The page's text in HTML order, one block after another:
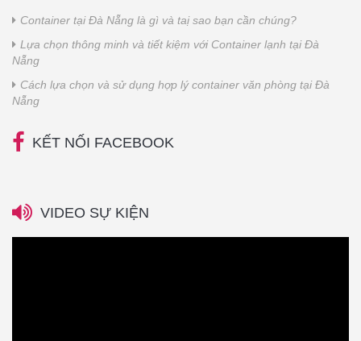
Container tại Đà Nẵng là gì và taị sao bạn cần chúng?
Lựa chọn thông minh và tiết kiệm với Container lạnh tại Đà
Nẵng
Cách lựa chọn và sử dụng hợp lý container văn phòng tại Đà
Nẵng
KẾT NỐI FACEBOOK
VIDEO SỰ KIỆN